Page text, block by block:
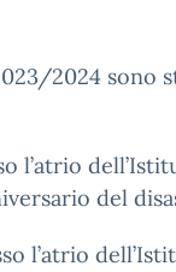
2024 sono
l’atrio
del
l’atrio